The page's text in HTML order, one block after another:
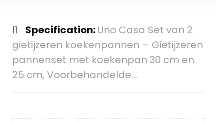
Specification:Uno Casa Set van 2
gietijzeren koekenpannen – Gietijzeren
pannenset met koekenpan 30 cm en
25 cm, Voorbehandelde…